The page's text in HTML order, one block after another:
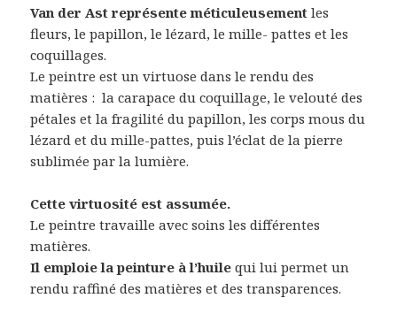
Van der Ast représente méticuleusementles
fleurs, le papillon, le lézard, le mille- pattes et les
coquillages.
Le peintre est un virtuose dans le rendu des
matières : la carapace du coquillage, le velouté des
pétales et la fragilité du papillon, les corps mous du
lézard et du mille-pattes, puis l’éclat de la pierre
sublimée par la lumière.
Cette virtuosité est assumée.
Le peintre travaille avec soins les différentes
matières.
Il emploie la peinture à l’huile qui lui permet un
rendu raffiné des matières et des transparences.